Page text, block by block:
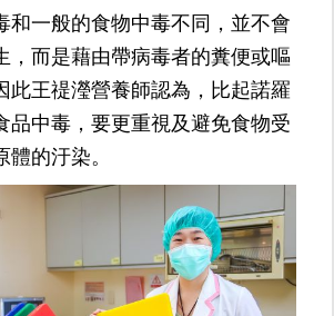
和一般的食物中毒不同，並不會
，而是藉由帶病毒者的糞便或嘔
此王禔瀅營養師認為，比起諾羅
品中毒，要更重視及避免食物受
的汙染。